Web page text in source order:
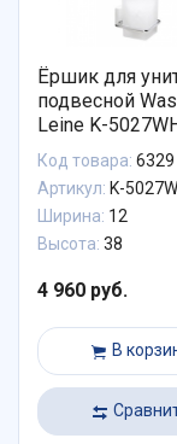
Ёршик для
подвесной
Leine K-
Код товара: 6329
Артикул: K-5027W
Ширина: 12
Высота: 38
4 960 руб.
В